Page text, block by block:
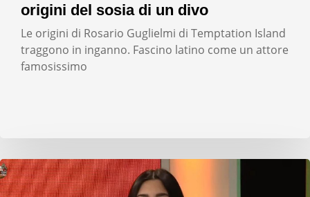
origini del sosia di un divo
Le origini di Rosario Guglielmi di Temptation Island
traggono in inganno. Fascino latino come un attore
famosissimo